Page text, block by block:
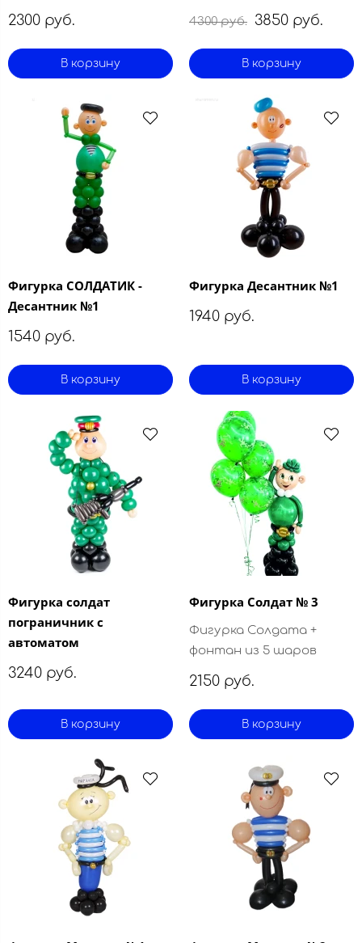
2300 руб.
В корзину
4300 руб. 3850 руб.
В корзину
Фигурка СОЛДАТИК -
Десантник №1
1540 руб.
В корзину
Фигурка Десантник №1
1940 руб.
В корзину
Фигурка солдат
пограничник с
автоматом
3240 руб.
В корзину
Фигурка Солдат № 3
Фигурка Солдата +
фонтан из 5 шаров
2150 руб.
В корзину